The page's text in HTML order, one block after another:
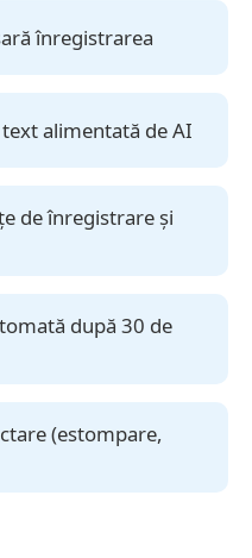
înregistrarea
alimentată de AI
de înregistrare și
după 30 de
(estompare,